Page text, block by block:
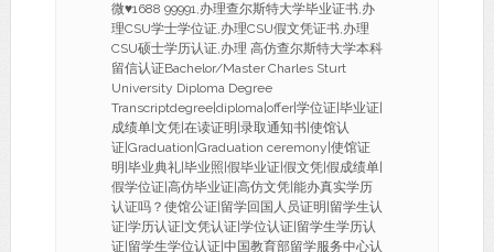
微♥1688 99991,办理查尔斯特大学毕业证书,办
理CSU学士学位证,办理CSU假文凭证书,办理
CSU硕士学历认证,办理 高仿查尔斯特大学本科
留信认证Bachelor/Master Charles Sturt
University Diploma Degree
Transcriptdegree|diploma|offer|学位证|毕业证|
成绩单|文凭|在读证明|录取通知书|使馆认
证|Graduation|Graduation ceremony|使馆证
明|毕业典礼|毕业照|假毕业证|假文凭|假成绩单|
假学位证|高仿毕业证|高仿文凭|能办真实学历
认证吗？使馆公证|留学回国人员证明|留学生认
证|学历认证|文凭认证|学位认证|留学生学历认
证|留学生学位认证|中国教育部留学服务中心认